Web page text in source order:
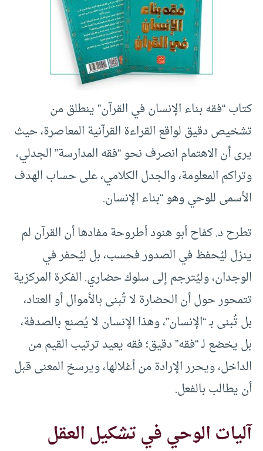
كتاب “فقه بناء الإنسان في القرآن” ينطلق من
تشخيص دقيق لواقع القراءة القرآنية المعاصرة، حيث
يرى أن الاهتمام انصرف نحو “فقه المدارسة” الجدلي،
وتراكم المعلومة، والجدل الكلامي، على حساب الهدف
الأسمى للوحي وهو “بناء الإنسان.
تطرح د. كفاح أبو هنود أطروحة مفادها أن القرآن لم
ينزل ليُحفظ في الصدور فحسب، بل ليُحفر في
الوجدان، وليُترجم إلى سلوك حضاري. الفكرة المركزية
تتمحور حول أن الحضارة لا تُبنى بالأموال أو العتاد،
بل تُبنى بـ “الإنسان”، وهذا الإنسان لا يُصنع بالصدفة،
بل يخضع لـ “فقه” دقيق؛ فقه يعيد ترتيب القيم من
الداخل، ويحرر الإرادة من أغلالها، ويرسخ المعنى قبل
أن يطالب بالفعل.
آليات الوحي في تشكيل العقل